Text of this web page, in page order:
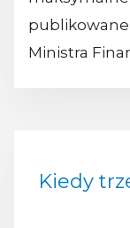
Ministra
Kiedy